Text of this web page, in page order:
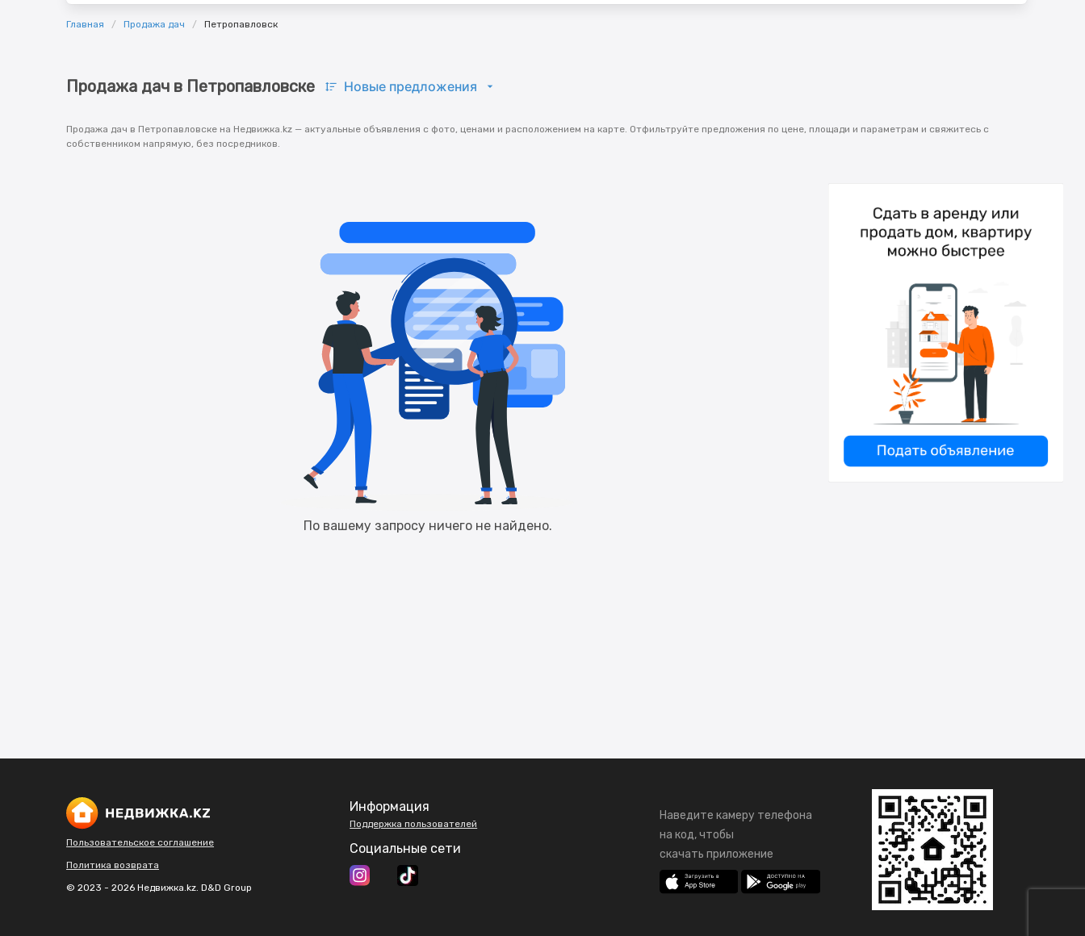
Главная Продажа дач Петропавловск
Продажа дач в Петропавловске Новые предложения
Продажа дач в Петропавловске на Недвижка.kz — актуальные объявления с фото, ценами и расположением на карте. Отфильтруйте предложения по цене, площади и параметрам и свяжитесь с
собственником напрямую, без посредников.
По вашему запросу ничего не найдено.
Пользовательское соглашение
Политика возврата
© 2023 - 2026 Недвижка.kz. D&D Group
Информация
Поддержка пользователей
Социальные сети
Наведите камеру телефона
на код, чтобы
скачать приложение